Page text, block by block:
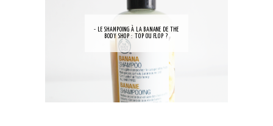
- LE SHAMPOING À LA BANANE DE THE
BODY SHOP : TOP OU FLOP ?